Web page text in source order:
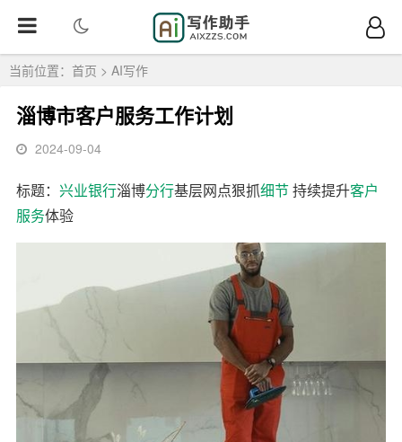
当前位置： 首页 > AI写作
淄博市客户服务工作计划
2024-09-04
标题： 兴业银行淄博分行基层网点狠抓细节持续提升客户
服务体验